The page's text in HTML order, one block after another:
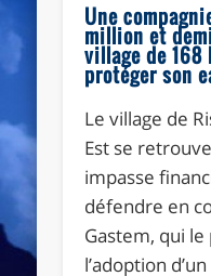
Une
million et
village de
protéger son
Le village de
Est se
impasse
défendre en
Gastem, qui
l’adoption